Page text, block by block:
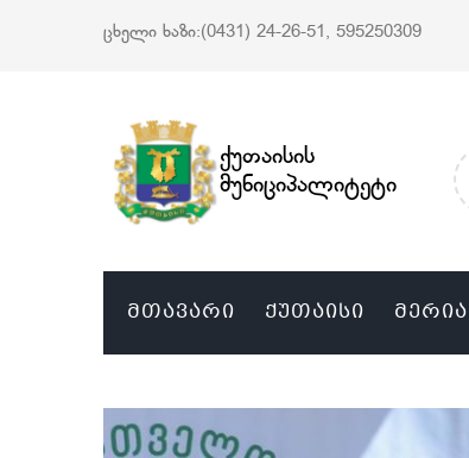
ცხელი ხაზი:(0431) 24-26-51, 595250309
ქუთაისის
მუნიციპალიტეტი
ᲛᲗᲐᲕᲐᲠᲘ ᲥᲣᲗᲐᲘᲡᲘ ᲛᲔᲠᲘᲐ